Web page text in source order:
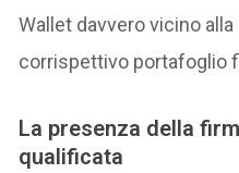
Wallet davvero vicino
corrispettivo portafoglio
La presenza della
qualificata